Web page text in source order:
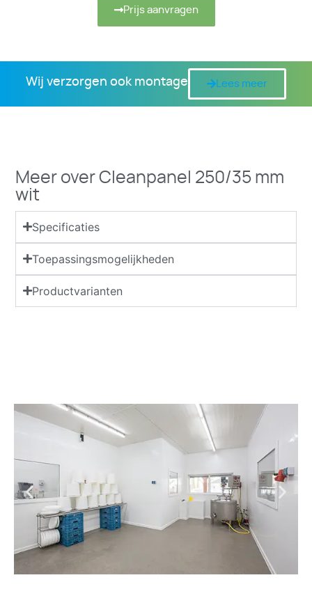
Prijs aanvragen
Wij verzorgen ook montage Lees meer
Meer over Cleanpanel 250/35 mm
wit
Specificaties
Toepassingsmogelijkheden
Productvarianten